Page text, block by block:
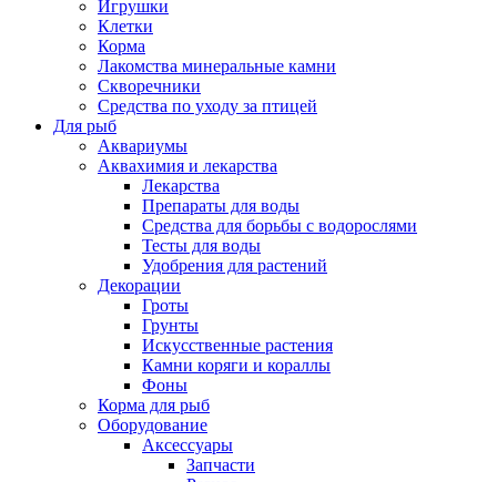
Игрушки
Клетки
Корма
Лакомства минеральные камни
Скворечники
Средства по уходу за птицей
Для рыб
Аквариумы
Аквахимия и лекарства
Лекарства
Препараты для воды
Средства для борьбы с водорослями
Тесты для воды
Удобрения для растений
Декорации
Гроты
Грунты
Искусственные растения
Камни коряги и кораллы
Фоны
Корма для рыб
Оборудование
Аксессуары
Запчасти